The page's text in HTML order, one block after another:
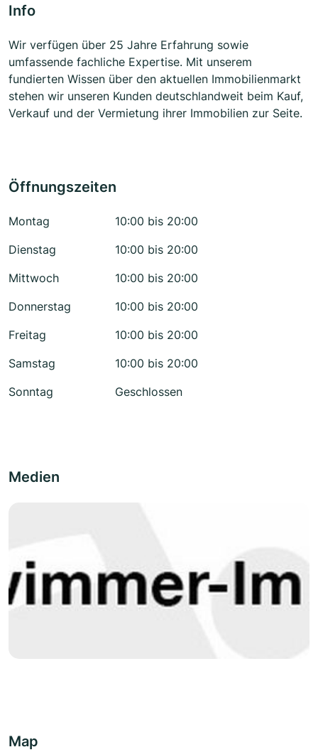
Info
Wir verfügen über 25 Jahre Erfahrung sowie
umfassende fachliche Expertise. Mit unserem
fundierten Wissen über den aktuellen Immobilienmarkt
stehen wir unseren Kunden deutschlandweit beim Kauf,
Verkauf und der Vermietung ihrer Immobilien zur Seite.
Öffnungszeiten
Montag
10:00 bis 20:00
Dienstag
10:00 bis 20:00
Mittwoch
10:00 bis 20:00
Donnerstag
10:00 bis 20:00
Freitag
10:00 bis 20:00
Samstag
10:00 bis 20:00
Sonntag
Geschlossen
Medien
Map